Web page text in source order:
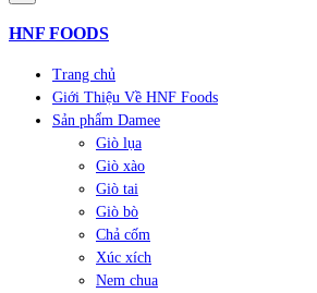
HNF FOODS
Trang chủ
Giới Thiệu Về HNF Foods
Sản phẩm Damee
Giò lụa
Giò xào
Giò tai
Giò bò
Chả cốm
Xúc xích
Nem chua